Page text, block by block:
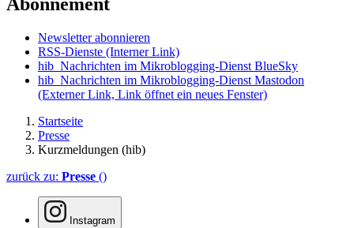
Abonnement
Newsletter abonnieren
RSS-Dienste (Interner Link)
hib_Nachrichten im Mikroblogging-Dienst BlueSky
hib_Nachrichten im Mikroblogging-Dienst Mastodon
(Externer Link, Link öffnet ein neues Fenster)
Startseite
Presse
Kurzmeldungen (hib)
zurück zu: Presse ()
Instagram